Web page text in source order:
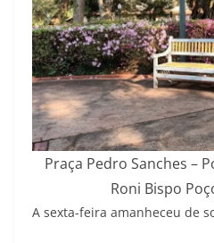
Praça Pedro Sanches –
Roni Bispo
A sexta-feira amanheceu de